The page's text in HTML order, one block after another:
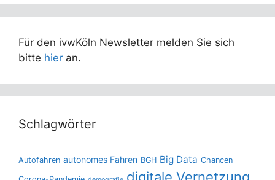
Für den ivwKöln Newsletter melden Sie sich
bitte hier an.
Schlagwörter
Autofahren autonomes Fahren BGH Big Data Chancen